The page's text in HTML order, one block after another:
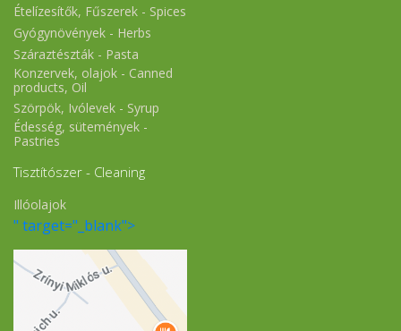
Ételízesítők, Fűszerek - Spices
Gyógynövények - Herbs
Száraztészták - Pasta
Konzervek, olajok - Canned
products, Oil
Szörpök, Ivólevek - Syrup
Édesség, sütemények -
Pastries
Tisztítószer - Cleaning
Illóolajok
" target="_blank">